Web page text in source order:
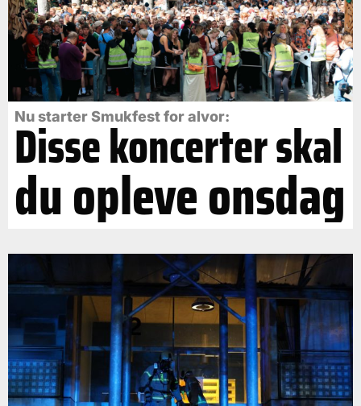
Nu starter Smukfest for alvor:
Disse koncerter skal
du opleve onsdag